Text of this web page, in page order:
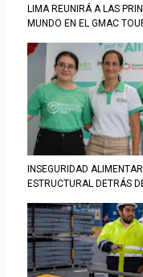
LIMA REUNIRÁ A LAS
MUNDO EN EL GMAC
INSEGURIDAD
ESTRUCTURAL DETRÁS